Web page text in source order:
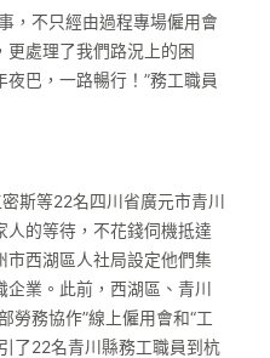
，不只經由過程專場僱用會
處理了我們路況上的困
巴，一路暢行！”務工職員
斯等22名四川省廣元市青川
人的等待，不花錢伺機抵達
市西湖區人社局設定他們集
業。此前，西湖區、青川
勞務協作”線上僱用會和“工
了22名青川縣務工職員到杭